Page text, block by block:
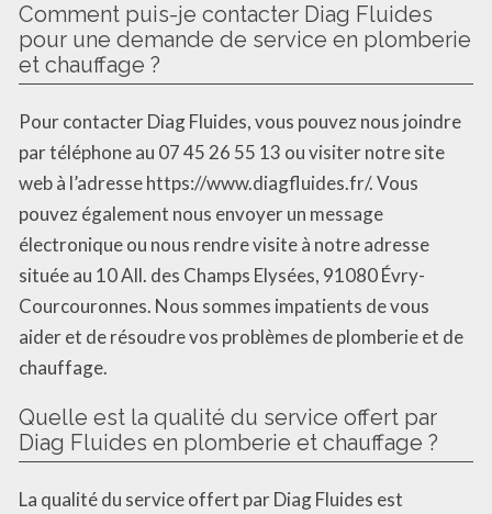
Comment puis-je contacter Diag Fluides
pour une demande de service en plomberie
et chauffage ?
Pour contacter Diag Fluides, vous pouvez nous joindre
par téléphone au 07 45 26 55 13 ou visiter notre site
web à l’adresse https://www.diagfluides.fr/. Vous
pouvez également nous envoyer un message
électronique ou nous rendre visite à notre adresse
située au 10 All. des Champs Elysées, 91080 Évry-
Courcouronnes. Nous sommes impatients de vous
aider et de résoudre vos problèmes de plomberie et de
chauffage.
Quelle est la qualité du service offert par
Diag Fluides en plomberie et chauffage ?
La qualité du service offert par Diag Fluides est